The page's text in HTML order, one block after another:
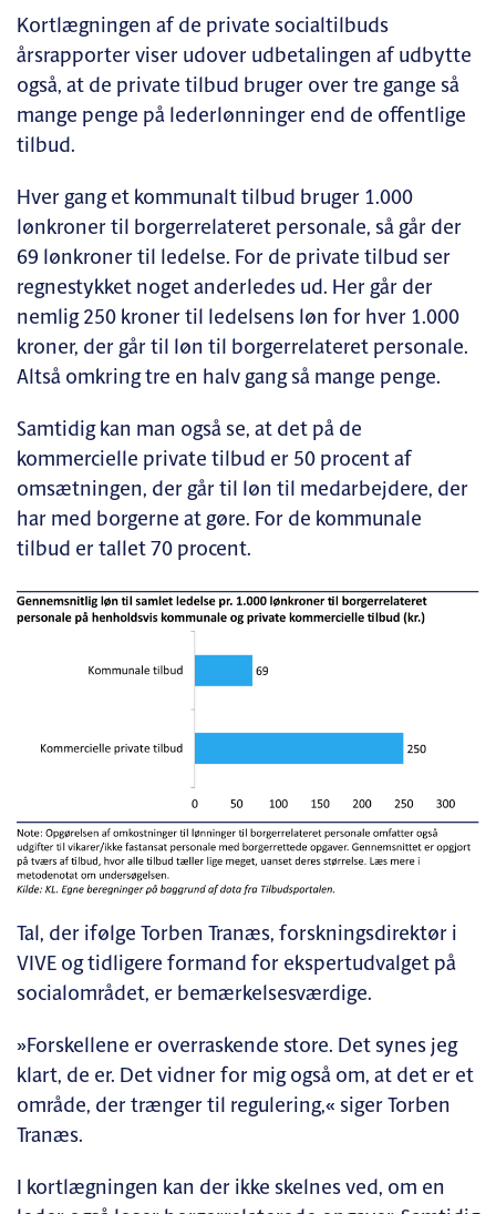
Kortlægningen af de private socialtilbuds
årsrapporter viser udover udbetalingen af udbytte
også, at de private tilbud bruger over tre gange så
mange penge på lederlønninger end de offentlige
tilbud.
Hver gang et kommunalt tilbud bruger 1.000
lønkroner til borgerrelateret personale, så går der
69 lønkroner til ledelse. For de private tilbud ser
regnestykket noget anderledes ud. Her går der
nemlig 250 kroner til ledelsens løn for hver 1.000
kroner, der går til løn til borgerrelateret personale.
Altså omkring tre en halv gang så mange penge.
Samtidig kan man også se, at det på de
kommercielle private tilbud er 50 procent af
omsætningen, der går til løn til medarbejdere, der
har med borgerne at gøre. For de kommunale
tilbud er tallet 70 procent.
Tal, der ifølge Torben Tranæs, forskningsdirektør i
VIVE og tidligere formand for ekspertudvalget på
socialområdet, er bemærkelsesværdige.
»Forskellene er overraskende store. Det synes jeg
klart, de er. Det vidner for mig også om, at det er et
område, der trænger til regulering,« siger Torben
Tranæs.
I kortlægningen kan der ikke skelnes ved, om en